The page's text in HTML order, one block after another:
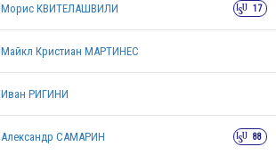
Морис КВИТЕЛАШВИЛИ 17
Майкл Кристиан МАРТИНЕС
Иван РИГИНИ
Александр САМАРИН 88